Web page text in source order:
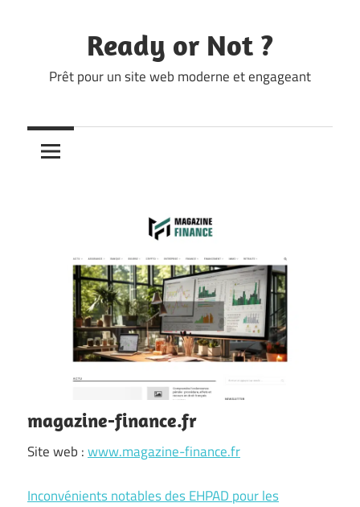
Ready or Not ?
Prêt pour un site web moderne et engageant
magazine-finance.fr
Site web :www.magazine-finance.fr
Inconvénients notables des EHPAD pour les